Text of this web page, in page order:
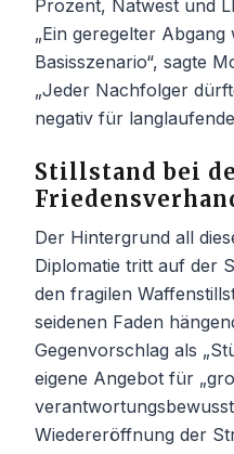
Prozent, Natwest und
„Ein geregelter
Basisszenario“, sagte
„Jeder Nachfolger
negativ für
Stillstand bei
Der Hintergrund all
Diplomatie tritt auf der
den fragilen
seidenen Faden
Gegenvorschlag als
eigene Angebot für
Wiedereröffnung der